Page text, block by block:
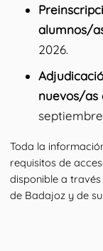
alumnos/
2026.
nuevos/as
Toda la
requisitos de
disponible a
de Badajoz y de